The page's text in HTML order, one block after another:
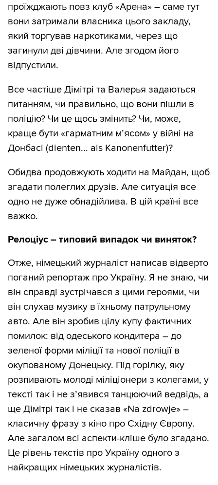
проїжджають повз клуб «Арена» – саме тут
вони затримали власника цього закладу,
який торгував наркотиками, через що
загинули дві дівчини. Але згодом його
відпустили.
Все частіше Дімітрі та Валерья задаються
питанням, чи правильно, що вони пішли в
поліцію? Чи це щось змінить? Чи, може,
краще бути «гарматним м’ясом» у війні на
Донбасі (dienten... als Kanonenfutter)?
Обидва продовжують ходити на Майдан, щоб
згадати полеглих друзів. Але ситуація все
одно не дуже обнадійлива. В цій країні все
важко.
Релоціус – типовий випадок чи виняток?
Отже, німецький журналіст написав відверто
поганий репортаж про Україну. Я не знаю, чи
він справді зустрічався з цими героями, чи
він слухав музику в їхньому патрульному
авто. Але він зробив цілу купу фактичних
помилок: від одеського кондитера – до
зеленої форми міліції та нової поліції в
окупованому Донецьку. Під горілку, яку
розпивають молоді міліціонери з колегами, у
тексті так і не з’явився танцюючий ведвідь, а
ще Дімітрі так і не сказав «Na zdrowje» –
класичну фразу з кіно про Східну Європу.
Але загалом всі аспекти-кліше було згадано.
Це рівень текстів про Україну одного з
найкращих німецьких журналістів.